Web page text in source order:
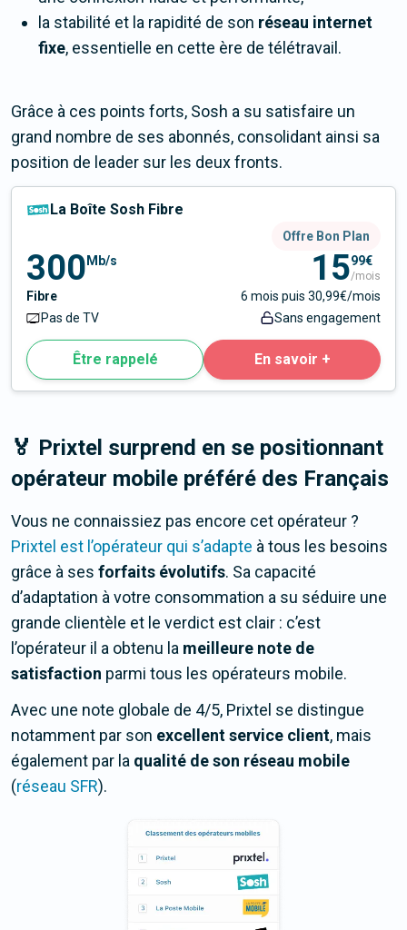
la stabilité et la rapidité de son réseau internet
fixe, essentielle en cette ère de télétravail.
Grâce à ces points forts, Sosh a su satisfaire un
grand nombre de ses abonnés, consolidant ainsi sa
position de leader sur les deux fronts.
La Boîte Sosh Fibre
Offre Bon Plan
300 Mb/s
Fibre
Pas de TV
1599€
/mois
6 mois puis 30,99€/mois
Sans engagement
Être rappelé En savoir +
🏅 Prixtel surprend en se positionnant
opérateur mobile préféré des Français
Vous ne connaissiez pas encore cet opérateur ?
Prixtel est l’opérateur qui s’adapte à tous les besoins
grâce à ses forfaits évolutifs. Sa capacité
d’adaptation à votre consommation a su séduire une
grande clientèle et le verdict est clair : c’est
l’opérateur il a obtenu la meilleure note de
satisfaction parmi tous les opérateurs mobile.
Avec une note globale de 4/5, Prixtel se distingue
notamment par son excellent service client, mais
également par la qualité de son réseau mobile
(réseau SFR).